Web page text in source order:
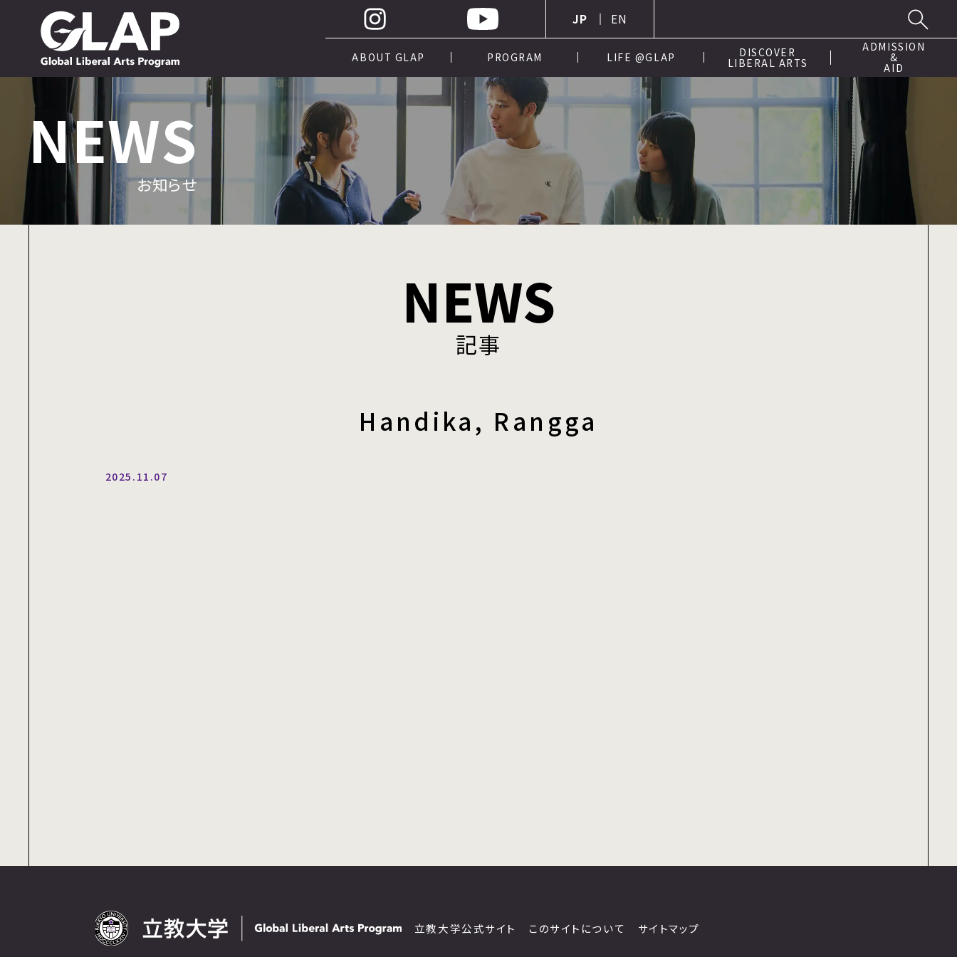
JP EN
ABOUT GLAP PROGRAM LIFE @GLAP DISCOVER
LIBERAL ARTS
ADMISSION
&
AID
NEWS
お知らせ
NEWS
記事
Handika, Rangga
2025.11.07
立教大学公式サイト このサイトについて サイトマップ